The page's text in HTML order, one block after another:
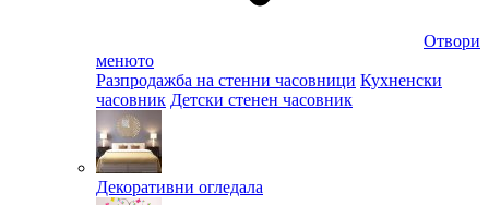
Отвори
менюто
Разпродажба на стенни часовници Кухненски
часовник Детски стенен часовник
Декоративни огледала